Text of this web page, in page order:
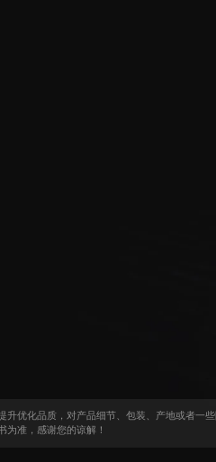
升优化品质，对产品细节、包装、产地或者一
为准，感谢您的谅解！